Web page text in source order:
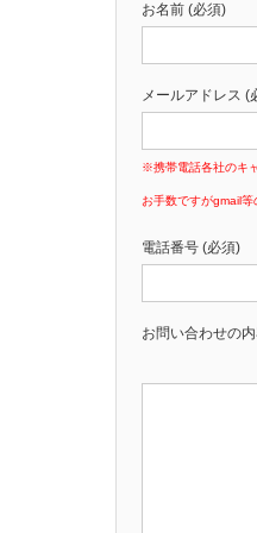
お名前 (必須)
メールアドレス (
※携帯電話各社のキ
お手数ですがgmail等
電話番号 (必須)
お問い合わせの